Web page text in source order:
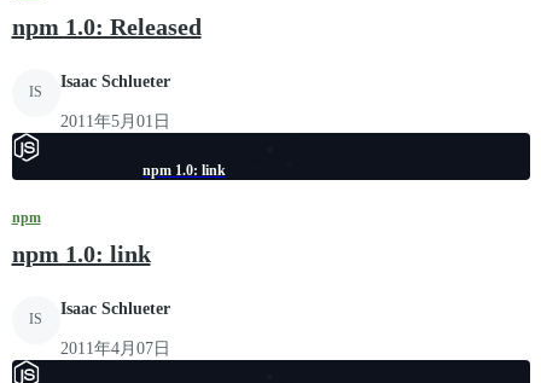
npm 1.0: Released
IS
Isaac Schlueter
2011年5月01日
npm 1.0: link
npm
npm 1.0: link
IS
Isaac Schlueter
2011年4月07日